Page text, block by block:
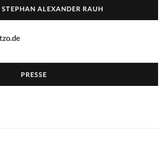
STEPHAN ALEXANDER RAUH
PRESSE